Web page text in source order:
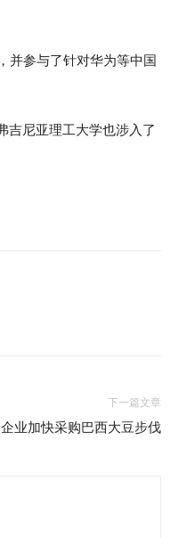
并参与了针对华为等中国
吉尼亚理工大学也涉入了
下一篇文章
业加快采购巴西大豆步伐